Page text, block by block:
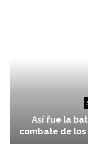
Así fue la
combate de